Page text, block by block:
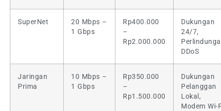
SuperNet
20 Mbps –
1 Gbps
Rp400.000
–
Rp2.000.000
Dukungan
24/7,
DDoS
Jaringan
Prima
10 Mbps –
1 Gbps
Rp350.000
–
Rp1.500.000
Dukungan
Pelanggan
Lokal,
Modem Wi-